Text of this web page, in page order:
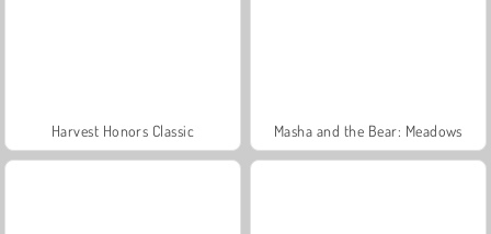
Harvest Honors Classic Masha and the Bear: Meadows